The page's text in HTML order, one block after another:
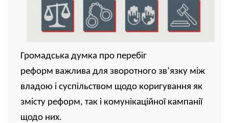
Громадська думка про перебіг
реформ важлива для зворотного зв’язку між
владою і суспільством щодо коригування як
змісту реформ, так і комунікаційної кампанії
щодо них.